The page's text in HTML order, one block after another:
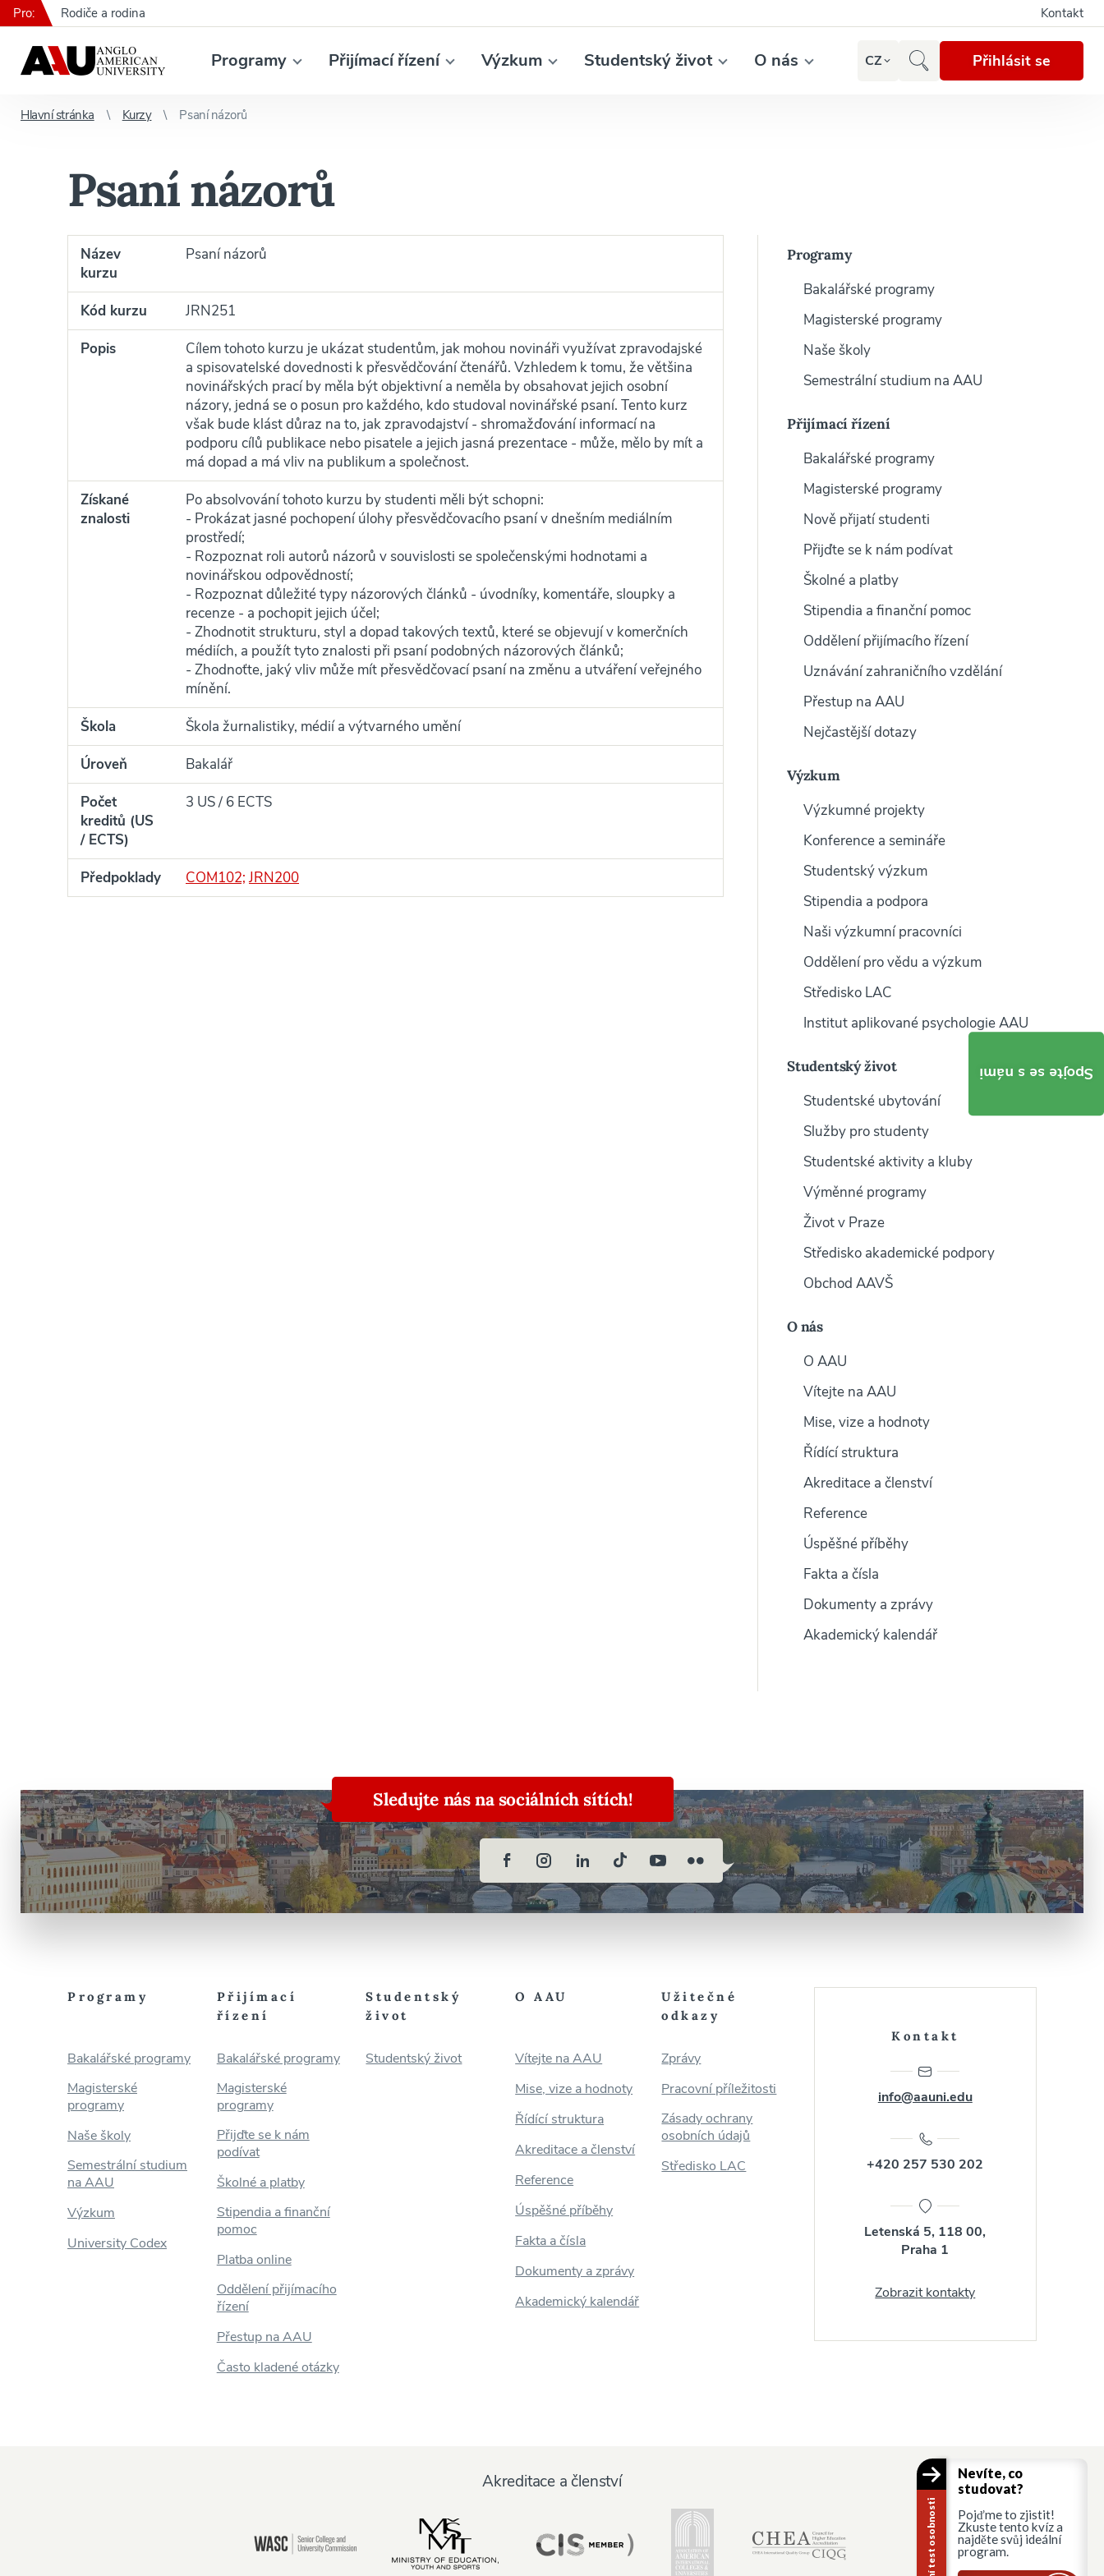
Programy Přijímací řízení Výzkum Studentský život O nás CZ Přihlásit se
Pro: Rodiče a rodina Kontakt
Hlavní stránka Kurzy Psaní názorů
Psaní názorů
Název
kurzu
Psaní názorů
Kód kurzu
JRN251
Popis
Cílem tohoto kurzu je ukázat studentům, jak mohou novináři využívat zpravodajské
a spisovatelské dovednosti k přesvědčování čtenářů. Vzhledem k tomu, že většina
novinářských prací by měla být objektivní a neměla by obsahovat jejich osobní
názory, jedná se o posun pro každého, kdo studoval novinářské psaní. Tento kurz
však bude klást důraz na to, jak zpravodajství - shromažďování informací na
podporu cílů publikace nebo pisatele a jejich jasná prezentace - může, mělo by mít a
má dopad a má vliv na publikum a společnost.
Získané
znalosti
Po absolvování tohoto kurzu by studenti měli být schopni:
- Prokázat jasné pochopení úlohy přesvědčovacího psaní v dnešním mediálním
prostředí;
- Rozpoznat roli autorů názorů v souvislosti se společenskými hodnotami a
novinářskou odpovědností;
- Rozpoznat důležité typy názorových článků - úvodníky, komentáře, sloupky a
recenze - a pochopit jejich účel;
- Zhodnotit strukturu, styl a dopad takových textů, které se objevují v komerčních
médiích, a použít tyto znalosti při psaní podobných názorových článků;
- Zhodnoťte, jaký vliv může mít přesvědčovací psaní na změnu a utváření veřejného
mínění.
Škola
Škola žurnalistiky, médií a výtvarného umění
Úroveň
Bakalář
Počet
kreditů (US
/ ECTS)
3 US / 6 ECTS
Předpoklady COM102; JRN200
Programy
Bakalářské programy
Magisterské programy
Naše školy
Semestrální studium na AAU
Přijímací řízení
Bakalářské programy
Magisterské programy
Nově přijatí studenti
Přijďte se k nám podívat
Školné a platby
Stipendia a finanční pomoc
Oddělení přijímacího řízení
Uznávání zahraničního vzdělání
Přestup na AAU
Nejčastější dotazy
Výzkum
Výzkumné projekty
Konference a semináře
Studentský výzkum
Stipendia a podpora
Naši výzkumní pracovníci
Oddělení pro vědu a výzkum
Středisko LAC
Institut aplikované psychologie AAU
Studentský život
Studentské ubytování
Služby pro studenty
Studentské aktivity a kluby
Výměnné programy
Život v Praze
Středisko akademické podpory
Obchod AAVŠ
O nás
O AAU
Vítejte na AAU
Mise, vize a hodnoty
Řídící struktura
Akreditace a členství
Reference
Úspěšné příběhy
Fakta a čísla
Dokumenty a zprávy
Akademický kalendář
Sledujte nás na sociálních sítích!
Programy
Bakalářské programy
Magisterské
programy
Naše školy
Semestrální studium
na AAU
Výzkum
University Codex
Přijímací
řízení
Bakalářské programy
Magisterské
programy
Přijďte se k nám
podívat
Školné a platby
Stipendia a finanční
pomoc
Platba online
Oddělení přijímacího
řízení
Přestup na AAU
Často kladené otázky
Studentský
život
Studentský život
O AAU
Vítejte na AAU
Mise, vize a hodnoty
Řídící struktura
Akreditace a členství
Reference
Úspěšné příběhy
Fakta a čísla
Dokumenty a zprávy
Akademický kalendář
Užitečné
odkazy
Zprávy
Pracovní příležitosti
Zásady ochrany
osobních údajů
Středisko LAC
Kontakt
info@aauni.edu
+420 257 530 202
Letenská 5, 118 00,
Praha 1
Zobrazit kontakty
Akreditace a členství
Spojte se s námi
Kariérní test osobnosti
Nevíte, co
studovat?
Pojďme to zjistit!
Zkuste tento kvíz a
najděte svůj ideální
program.